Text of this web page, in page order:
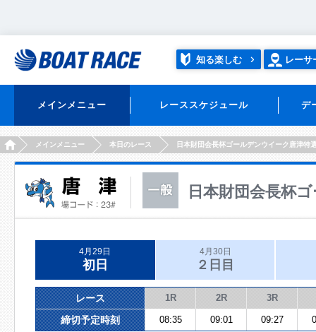
知る楽しむ レーサ
メインメニュー レーススケジュール デ
HOMEメインメニュー 本日のレース 日本財団会長杯ゴールデンウイーク唐津特
日本財団会長杯
4月29日
初日
4月30日
２日目
レース 1R 2R 3R
締切予定時刻 08:35 09:01 09:27